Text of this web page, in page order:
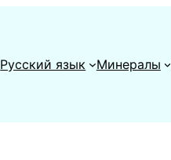
Русский язык Минералы